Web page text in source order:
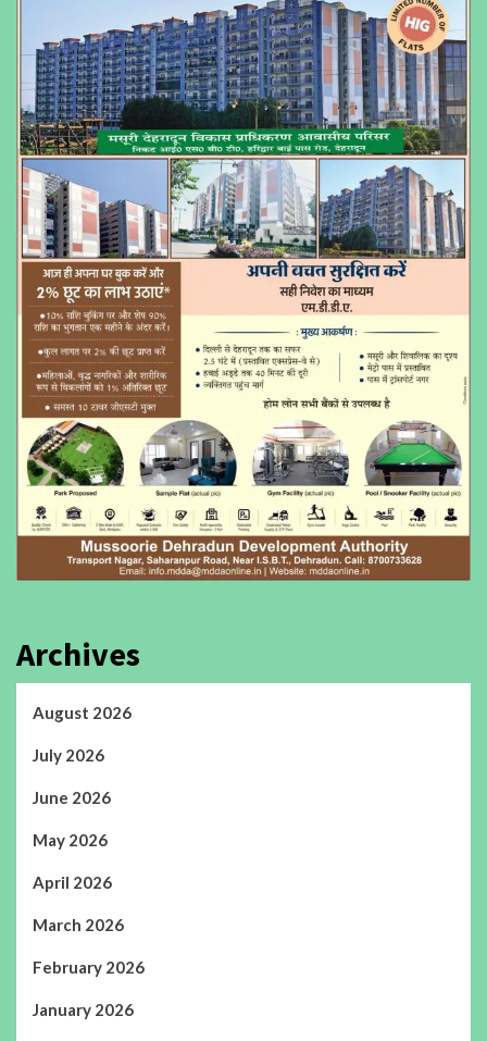
Archives
August 2026
July 2026
June 2026
May 2026
April 2026
March 2026
February 2026
January 2026